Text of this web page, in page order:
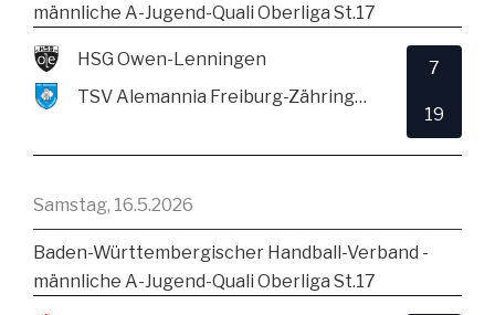
männliche A-Jugend-Quali Oberliga St.17
HSG Owen-Lenningen
TSV Alemannia Freiburg-Zähringen
7
19
Samstag, 16.5.2026
Baden-Württembergischer Handball-Verband -
männliche A-Jugend-Quali Oberliga St.17